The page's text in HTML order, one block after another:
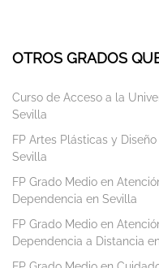
OTROS GRADOS
Curso de Acceso a la
Sevilla
FP Artes Plásticas y
Sevilla
FP Grado Medio en
Dependencia en Sevilla
FP Grado Medio en
Dependencia a Distancia